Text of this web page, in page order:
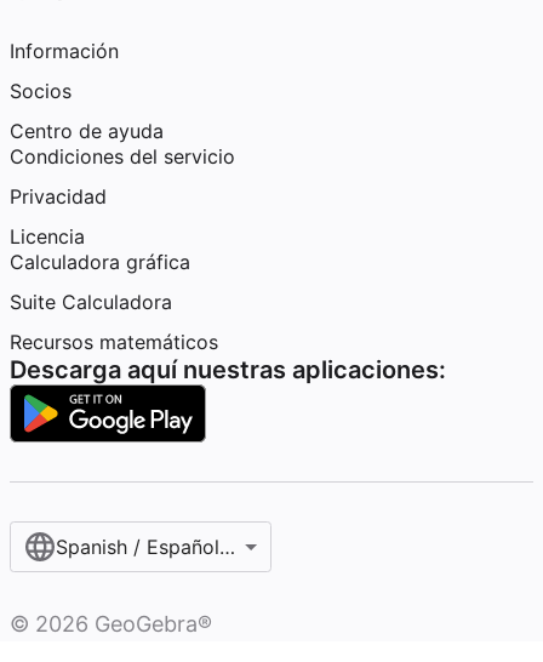
Información
Socios
Centro de ayuda
Condiciones del servicio
Privacidad
Licencia
Calculadora gráfica
Suite Calculadora
Recursos matemáticos
Descarga aquí nuestras aplicaciones:
Spanish / Español (internacional)
© 2026 GeoGebra®